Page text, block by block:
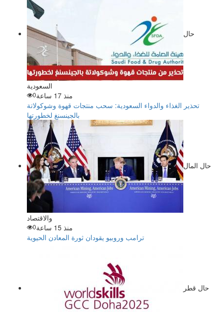
حال
السعودية
منذ 17 ساعة
0
تحذير الغذاء والدواء السعودية: سحب منتجات قهوة وشوكولاتة
بالجينسنغ لخطورتها
حال المال
والاقتصاد
منذ 15 ساعة
0
ترامب وروبيو يقودان ثورة المعادن الحيوية
حال قطر